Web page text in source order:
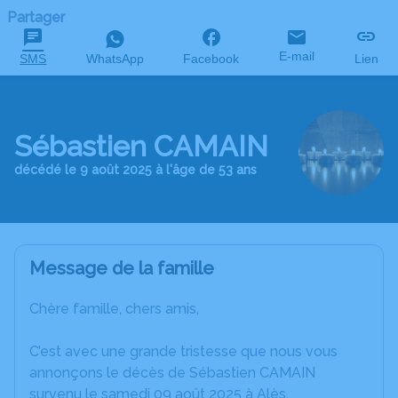
Partager
SMS WhatsApp Facebook E-mail Lien
Sébastien CAMAIN
décédé le 9 août 2025 à l'âge de 53 ans
Message de la famille
Chère famille, chers amis,
C’est avec une grande tristesse que nous vous
annonçons le décès de Sébastien CAMAIN
survenu le samedi 09 août 2025 à Alès.